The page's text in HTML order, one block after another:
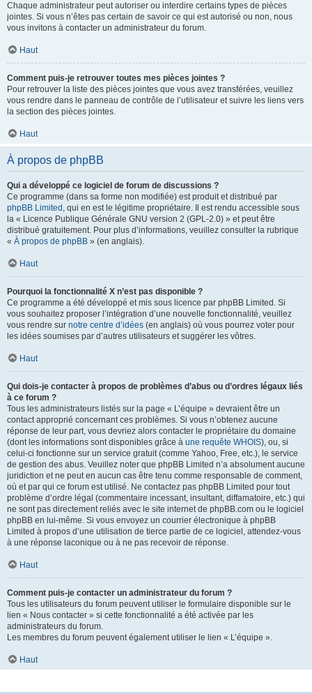
Chaque administrateur peut autoriser ou interdire certains types de pièces
jointes. Si vous n’êtes pas certain de savoir ce qui est autorisé ou non, nous
vous invitons à contacter un administrateur du forum.
Haut
Comment puis-je retrouver toutes mes pièces jointes ?
Pour retrouver la liste des pièces jointes que vous avez transférées, veuillez
vous rendre dans le panneau de contrôle de l’utilisateur et suivre les liens vers
la section des pièces jointes.
Haut
À propos de phpBB
Qui a développé ce logiciel de forum de discussions ?
Ce programme (dans sa forme non modifiée) est produit et distribué par
phpBB Limited , qui en est le légitime propriétaire. Il est rendu accessible sous
la « Licence Publique Générale GNU version 2 (GPL-2.0) » et peut être
distribué gratuitement. Pour plus d’informations, veuillez consulter la rubrique
« À propos de phpBB » (en anglais).
Haut
Pourquoi la fonctionnalité X n’est pas disponible ?
Ce programme a été développé et mis sous licence par phpBB Limited. Si
vous souhaitez proposer l’intégration d’une nouvelle fonctionnalité, veuillez
vous rendre sur notre centre d’idées (en anglais) où vous pourrez voter pour
les idées soumises par d’autres utilisateurs et suggérer les vôtres.
Haut
Qui dois-je contacter à propos de problèmes d’abus ou d’ordres légaux liés
à ce forum ?
Tous les administrateurs listés sur la page « L’équipe » devraient être un
contact approprié concernant ces problèmes. Si vous n’obtenez aucune
réponse de leur part, vous devriez alors contacter le propriétaire du domaine
(dont les informations sont disponibles grâce à une requête WHOIS), ou, si
celui-ci fonctionne sur un service gratuit (comme Yahoo, Free, etc.), le service
de gestion des abus. Veuillez noter que phpBB Limited n’a absolument aucune
juridiction et ne peut en aucun cas être tenu comme responsable de comment,
où et par qui ce forum est utilisé. Ne contactez pas phpBB Limited pour tout
problème d’ordre légal (commentaire incessant, insultant, diffamatoire, etc.) qui
ne sont pas directement reliés avec le site internet de phpBB.com ou le logiciel
phpBB en lui-même. Si vous envoyez un courrier électronique à phpBB
Limited à propos d’une utilisation de tierce partie de ce logiciel, attendez-vous
à une réponse laconique ou à ne pas recevoir de réponse.
Haut
Comment puis-je contacter un administrateur du forum ?
Tous les utilisateurs du forum peuvent utiliser le formulaire disponible sur le
lien « Nous contacter » si cette fonctionnalité a été activée par les
administrateurs du forum.
Les membres du forum peuvent également utiliser le lien « L’équipe ».
Haut